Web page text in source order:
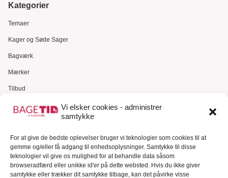
Vi elsker cookies - administrer
samtykke
For at give de bedste oplevelser bruger vi teknologier som cookies til at
gemme og/eller få adgang til enhedsoplysninger. Samtykke til disse
teknologier vil give os mulighed for at behandle data såsom
browseradfærd eller unikke id'er på dette websted. Hvis du ikke giver
samtykke eller trækker dit samtykke tilbage, kan det påvirke visse
Kategorier
Temaer
Kager og Søde Sager
Bagværk
Mærker
Tilbud
Gavekort
Kundeservice
Kundeservice
FAQ – Ofte stillede spørgsmål
Om Bagetid.dk